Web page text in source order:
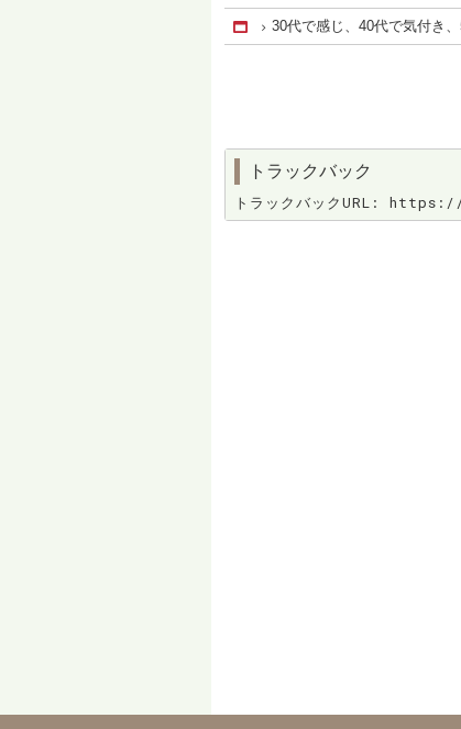
Home
30代で感じ、40代で気付き
トラックバック
トラックバックURL: